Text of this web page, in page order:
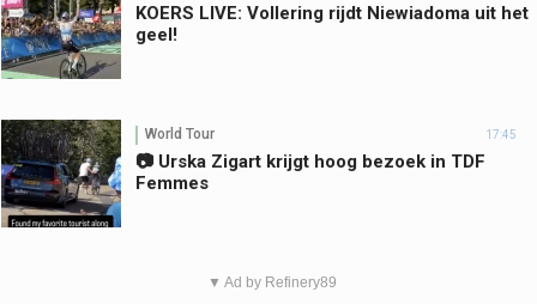
KOERS LIVE: Vollering rijdt Niewiadoma uit het
geel!
World Tour 17:45
📷 Urska Zigart krijgt hoog bezoek in TDF
Femmes
▼ Ad by Refinery89